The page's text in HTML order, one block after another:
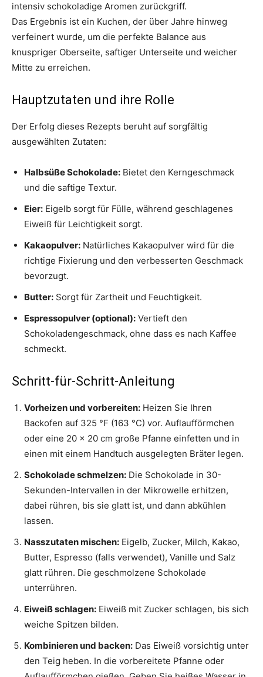
intensiv schokoladige Aromen zurückgriff.
Das Ergebnis ist ein Kuchen, der über Jahre hinweg
verfeinert wurde, um die perfekte Balance aus
knuspriger Oberseite, saftiger Unterseite und weicher
Mitte zu erreichen.
Hauptzutaten und ihre Rolle
Der Erfolg dieses Rezepts beruht auf sorgfältig
ausgewählten Zutaten:
Halbsüße Schokolade: Bietet den Kerngeschmack
und die saftige Textur.
Eier: Eigelb sorgt für Fülle, während geschlagenes
Eiweiß für Leichtigkeit sorgt.
Kakaopulver: Natürliches Kakaopulver wird für die
richtige Fixierung und den verbesserten Geschmack
bevorzugt.
Butter: Sorgt für Zartheit und Feuchtigkeit.
Espressopulver (optional): Vertieft den
Schokoladengeschmack, ohne dass es nach Kaffee
schmeckt.
Schritt-für-Schritt-Anleitung
Vorheizen und vorbereiten: Heizen Sie Ihren
Backofen auf 325 °F (163 °C) vor. Auflaufförmchen
oder eine 20 x 20 cm große Pfanne einfetten und in
einen mit einem Handtuch ausgelegten Bräter legen.
Schokolade schmelzen: Die Schokolade in 30-
Sekunden-Intervallen in der Mikrowelle erhitzen,
dabei rühren, bis sie glatt ist, und dann abkühlen
lassen.
Nasszutaten mischen: Eigelb, Zucker, Milch, Kakao,
Butter, Espresso (falls verwendet), Vanille und Salz
glatt rühren. Die geschmolzene Schokolade
unterrühren.
Eiweiß schlagen: Eiweiß mit Zucker schlagen, bis sich
weiche Spitzen bilden.
Kombinieren und backen: Das Eiweiß vorsichtig unter
den Teig heben. In die vorbereitete Pfanne oder